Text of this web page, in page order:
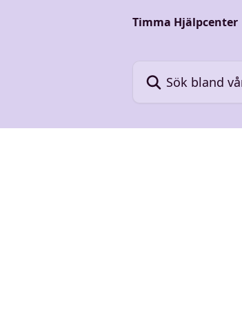
Timma Hjälpcenter